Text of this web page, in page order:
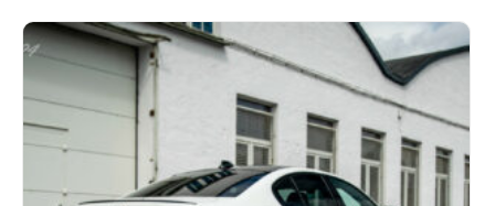
auf.
Die
Optionen
können
auf
der
Produktseite